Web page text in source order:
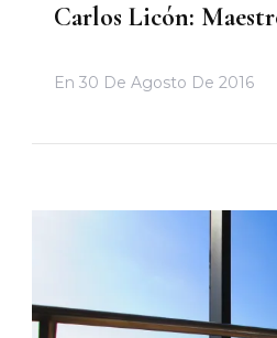
Carlos Licón:
En 30 De Agosto De 2016